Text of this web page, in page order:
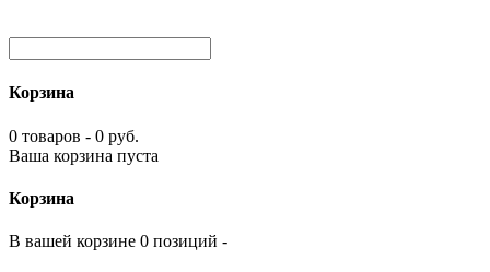
Корзина
0 товаров - 0 руб.
Ваша корзина пуста
Корзина
В вашей корзине 0 позиций -